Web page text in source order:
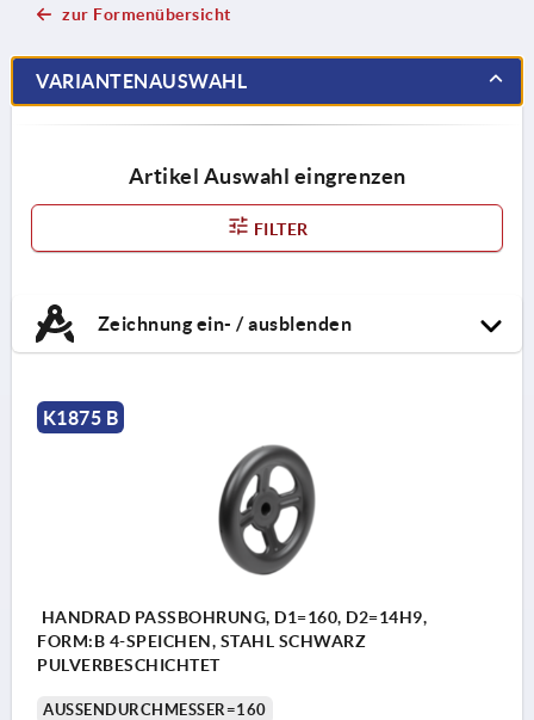
zur Formenübersicht
VARIANTENAUSWAHL
Artikel Auswahl eingrenzen
FILTER
Zeichnung ein- / ausblenden
K1875 B
HANDRAD PASSBOHRUNG, D1=160, D2=14H9,
FORM:B 4-SPEICHEN, STAHL SCHWARZ
PULVERBESCHICHTET
AUSSENDURCHMESSER=160